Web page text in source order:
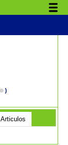
)
Articulos